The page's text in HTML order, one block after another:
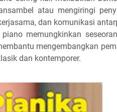
atau mengiringi
dan komunikasi
piano memungkinkan
mengembangkan
dan kontemporer.